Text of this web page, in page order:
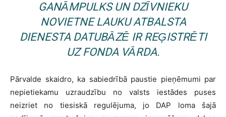
GANĀMPULKS UN DZĪVNIEKU
NOVIETNE LAUKU ATBALSTA
DIENESTA DATUBĀZĒ IR REĢISTRĒTI
UZ FONDA VĀRDA.
Pārvalde skaidro, ka sabiedrībā paustie pieņēmumi par
nepietiekamu uzraudzību no valsts iestādes puses
neizriet no tiesiskā regulējuma, jo DAP loma šajā